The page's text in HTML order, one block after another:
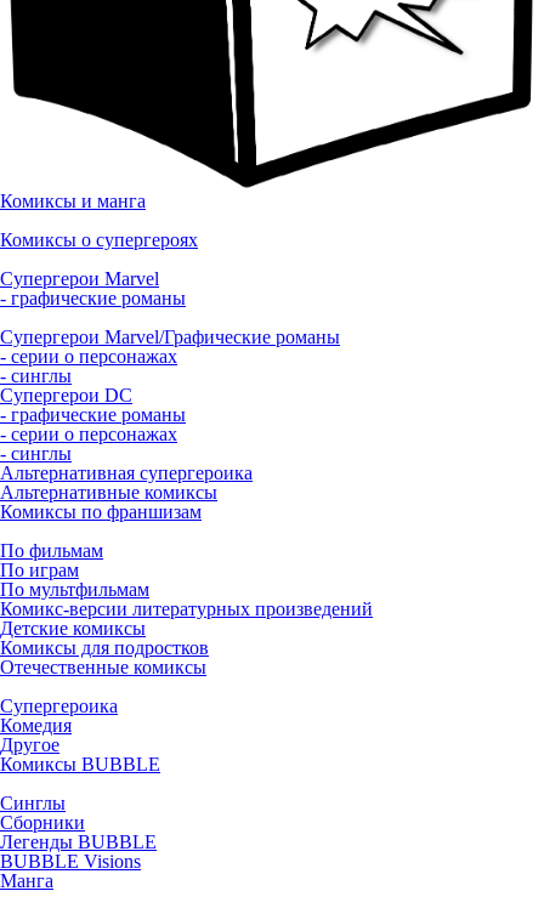
Комиксы и манга
Комиксы о супергероях
Супергерои Marvel
- графические романы
Супергерои Marvel/Графические романы
- серии о персонажах
- синглы
Супергерои DC
- графические романы
- серии о персонажах
- синглы
Альтернативная супергероика
Альтернативные комиксы
Комиксы по франшизам
По фильмам
По играм
По мультфильмам
Комикс-версии литературных произведений
Детские комиксы
Комиксы для подростков
Отечественные комиксы
Супергероика
Комедия
Другое
Комиксы BUBBLE
Синглы
Сборники
Легенды BUBBLE
BUBBLE Visions
Манга